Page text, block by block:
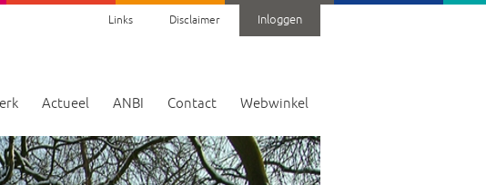
Actueel ANBI Contact Webwinkel
Links Disclaimer Inloggen